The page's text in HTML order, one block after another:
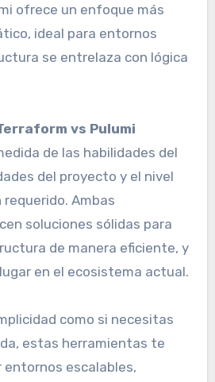
ofrece un enfoque más
ideal para entornos
se entrelaza con lógica
vs Pulumi
de las habilidades del
del proyecto y el nivel
Ambas
soluciones sólidas para
de manera eficiente, y
en el ecosistema actual.
como si necesitas
estas herramientas te
escalables,